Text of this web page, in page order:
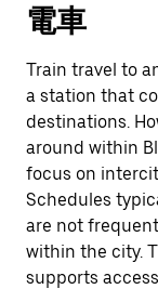
電車
Train travel to
a station that
destinations.
around within
focus on
Schedules
are not
within the city.
supports